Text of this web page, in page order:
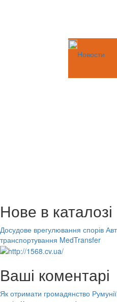
Новости
Нове в каталозі
Досудове врегулювання спорів
транспортування MedTransfer
Ваші коментарі
Як отримати громадянство